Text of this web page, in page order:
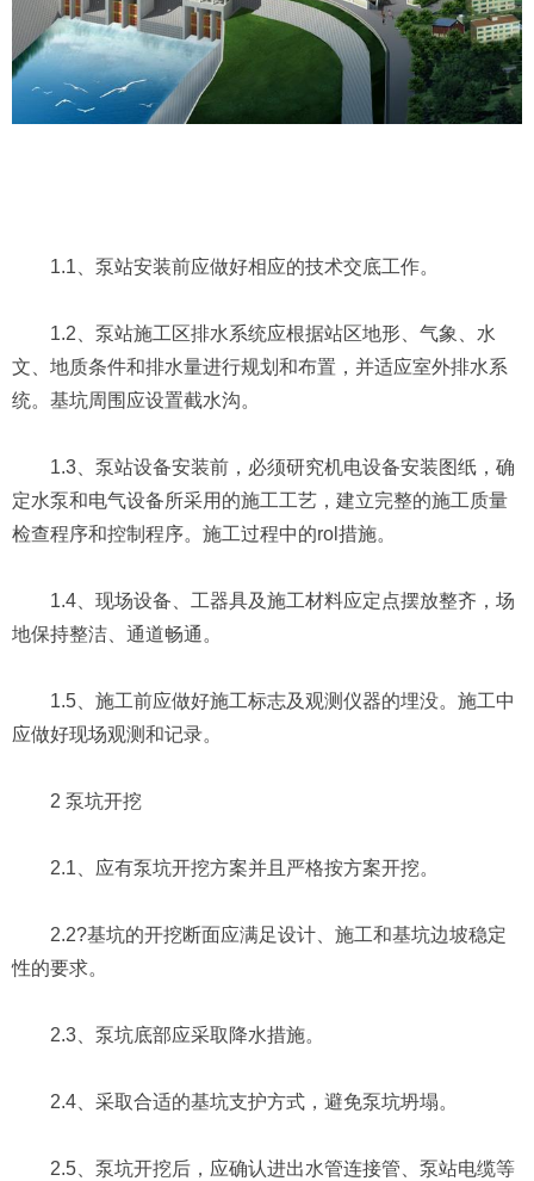
1.1、泵站安装前应做好相应的技术交底工作。
1.2、泵站施工区排水系统应根据站区地形、气象、水
文、地质条件和排水量进行规划和布置，并适应室外排水系
统。基坑周围应设置截水沟。
1.3、泵站设备安装前，必须研究机电设备安装图纸，确
定水泵和电气设备所采用的施工工艺，建立完整的施工质量
检查程序和控制程序。施工过程中的rol措施。
1.4、现场设备、工器具及施工材料应定点摆放整齐，场
地保持整洁、通道畅通。
1.5、施工前应做好施工标志及观测仪器的埋没。施工中
应做好现场观测和记录。
2 泵坑开挖
2.1、应有泵坑开挖方案并且严格按方案开挖。
2.2?基坑的开挖断面应满足设计、施工和基坑边坡稳定
性的要求。
2.3、泵坑底部应采取降水措施。
2.4、采取合适的基坑支护方式，避免泵坑坍塌。
2.5、泵坑开挖后，应确认进出水管连接管、泵站电缆等